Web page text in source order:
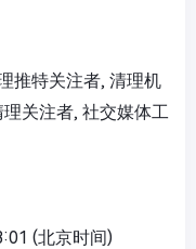
推特关注者, 清理机
关注者, 社交媒体工
(北京时间)